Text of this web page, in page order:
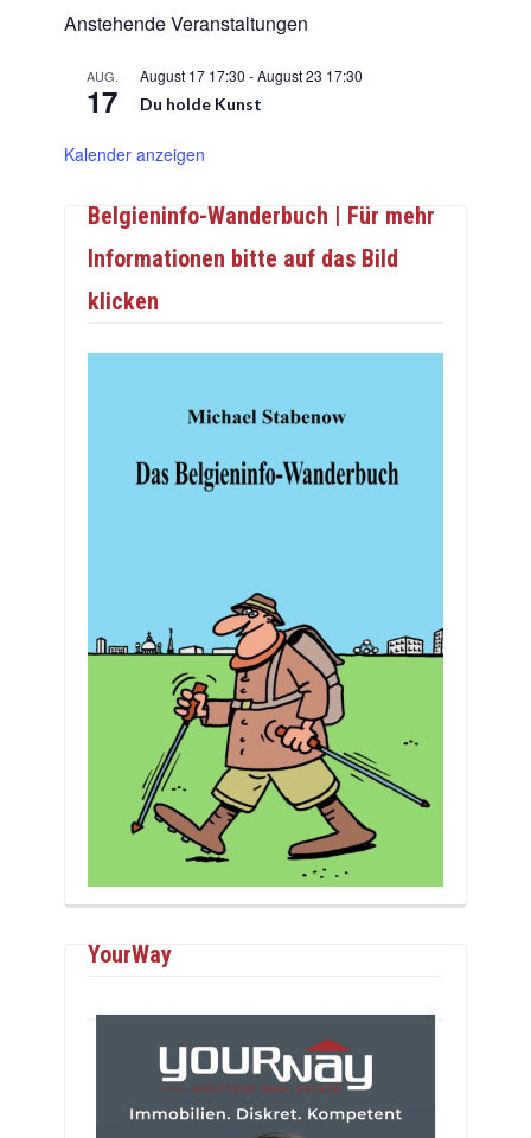
Anstehende Veranstaltungen
AUG.
17
August 17 17:30 -August 23 17:30
Du holde Kunst
Kalender anzeigen
Belgieninfo-Wanderbuch | Für mehr
Informationen bitte auf das Bild
klicken
YourWay